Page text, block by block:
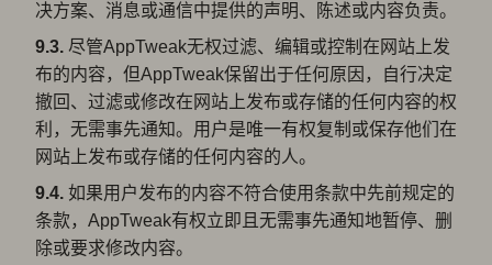
决方案、消息或通信中提供的声明、陈述或内容负责。
9.3. 尽管AppTweak无权过滤、编辑或控制在网站上发
布的内容，但AppTweak保留出于任何原因，自行决定
撤回、过滤或修改在网站上发布或存储的任何内容的权
利，无需事先通知。用户是唯一有权复制或保存他们在
网站上发布或存储的任何内容的人。
9.4. 如果用户发布的内容不符合使用条款中先前规定的
条款，AppTweak有权立即且无需事先通知地暂停、删
除或要求修改内容。